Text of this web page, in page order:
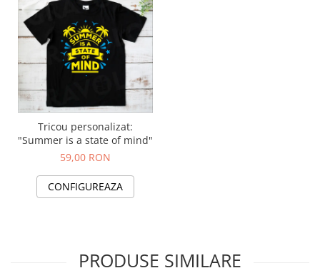
Tricou personalizat:
"Summer is a state of mind"
59,00 RON
CONFIGUREAZA
PRODUSE SIMILARE